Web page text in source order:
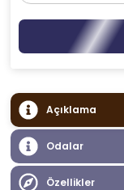
Açıklama
Odalar
Özellikler